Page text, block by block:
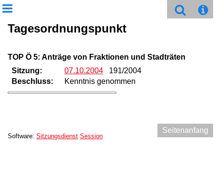
Tagesordnungspunkt
TOP Ö 5: Anträge von Fraktionen und Stadträten
Sitzung:
07.10.2004 191/2004
Beschluss:
Kenntnis genommen
Seitenanfang
Software: Sitzungsdienst Session